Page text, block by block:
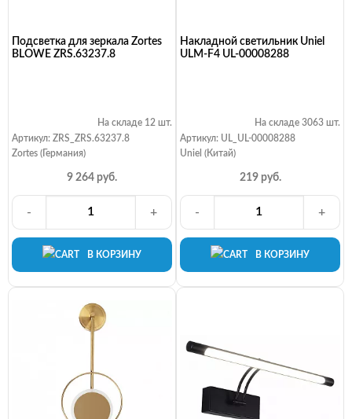
Подсветка для зеркала Zortes
BLOWE ZRS.63237.8
На складе 12 шт.
Артикул: ZRS_ZRS.63237.8
Zortes (Германия)
9 264 руб.
В КОРЗИНУ
- +
Накладной светильник Uniel
ULM-F4 UL-00008288
На складе 3063 шт.
Артикул: UL_UL-00008288
Uniel (Китай)
219 руб.
В КОРЗИНУ
- +